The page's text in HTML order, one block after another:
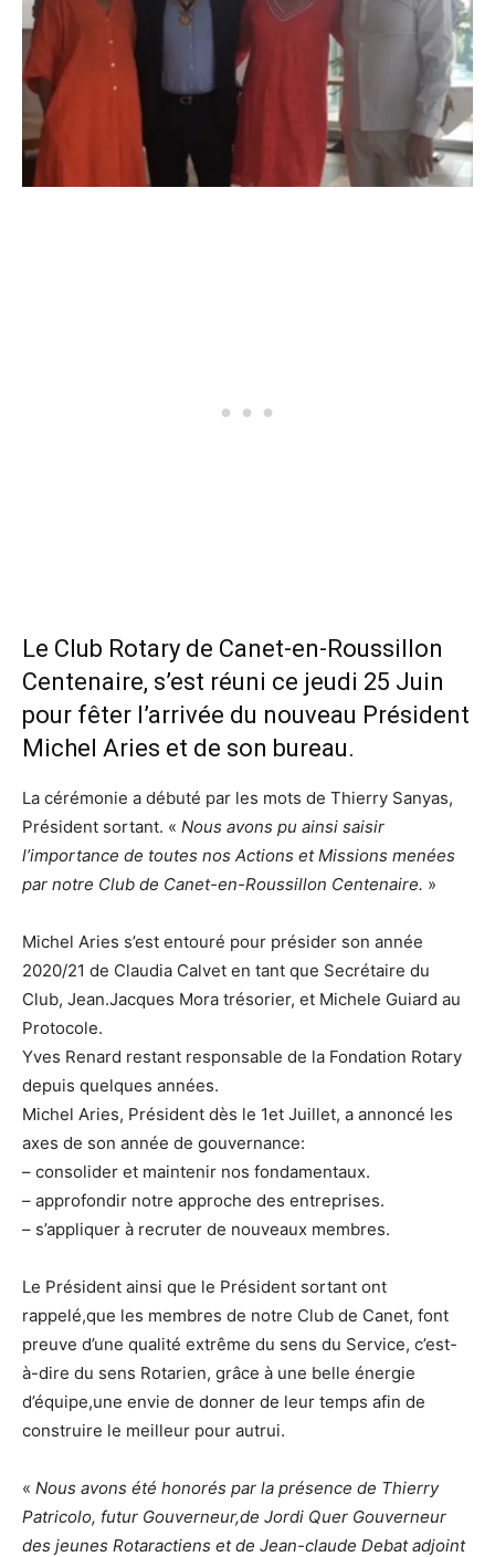
Le Club Rotary de Canet-en-Roussillon
Centenaire, s’est réuni ce jeudi 25 Juin
pour fêter l’arrivée du nouveau Président
Michel Aries et de son bureau.
La cérémonie a débuté par les mots de Thierry Sanyas,
Président sortant. « Nous avons pu ainsi saisir
l’importance de toutes nos Actions et Missions menées
par notre Club de Canet-en-Roussillon Centenaire. »
Michel Aries s’est entouré pour présider son année
2020/21 de Claudia Calvet en tant que Secrétaire du
Club, Jean.Jacques Mora trésorier, et Michele Guiard au
Protocole.
Yves Renard restant responsable de la Fondation Rotary
depuis quelques années.
Michel Aries, Président dès le 1et Juillet, a annoncé les
axes de son année de gouvernance:
– consolider et maintenir nos fondamentaux.
– approfondir notre approche des entreprises.
– s’appliquer à recruter de nouveaux membres.
Le Président ainsi que le Président sortant ont
rappelé,que les membres de notre Club de Canet, font
preuve d’une qualité extrême du sens du Service, c’est-
à-dire du sens Rotarien, grâce à une belle énergie
d’équipe,une envie de donner de leur temps afin de
construire le meilleur pour autrui.
« Nous avons été honorés par la présence de Thierry
Patricolo, futur Gouverneur,de Jordi Quer Gouverneur
des jeunes Rotaractiens et de Jean-claude Debat adjoint